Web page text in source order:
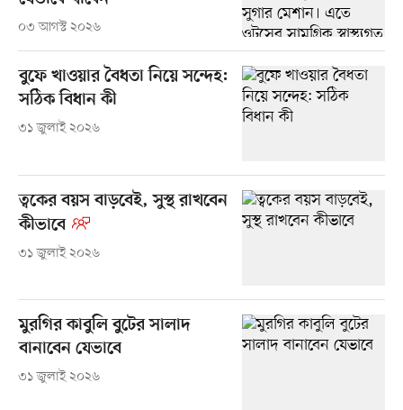
০৩ আগস্ট ২০২৬
বুফে খাওয়ার বৈধতা নিয়ে সন্দেহ:
সঠিক বিধান কী
৩১ জুলাই ২০২৬
ত্বকের বয়স বাড়বেই, সুস্থ রাখবেন
কীভাবে
৩১ জুলাই ২০২৬
মুরগির কাবুলি বুটের সালাদ
বানাবেন যেভাবে
৩১ জুলাই ২০২৬